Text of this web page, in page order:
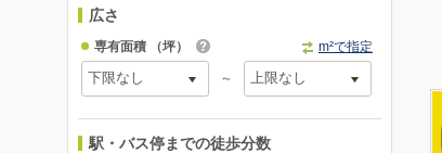
広さ
専有面積 （坪） m²で指定
～
駅・バス停までの徒歩分数